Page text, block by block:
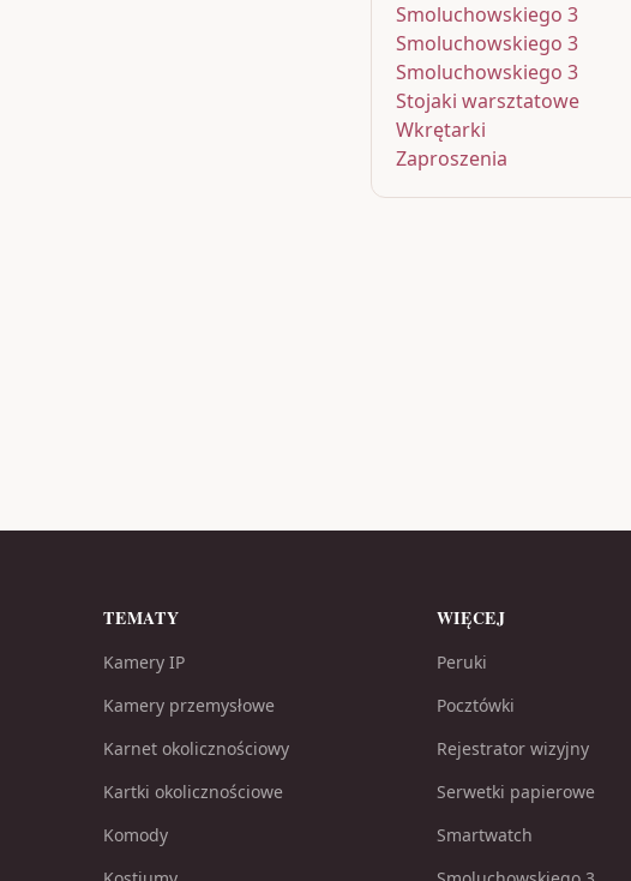
Smoluchowskiego 3
Smoluchowskiego 3
Smoluchowskiego 3
Stojaki warsztatowe
Wkrętarki
Zaproszenia
TEMATY
Kamery IP
Kamery przemysłowe
Karnet okolicznościowy
Kartki okolicznościowe
Komody
WIĘCEJ
Peruki
Pocztówki
Rejestrator wizyjny
Serwetki papierowe
Smartwatch